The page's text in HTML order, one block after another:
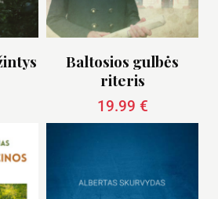
Baltosios gulbės
riteris
19.99 €